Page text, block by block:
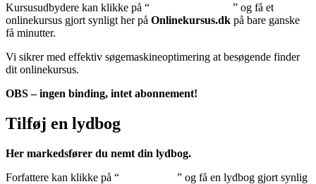
Kursusudbydere kan klikke på “
” og få et
onlinekursus gjort synligt her på Onlinekursus.dk på bare ganske
få minutter.
Vi sikrer med effektiv søgemaskineoptimering at besøgende finder
dit onlinekursus.
OBS – ingen binding, intet abonnement!
Tilføj en lydbog
Her markedsfører du nemt din lydbog.
Forfattere kan klikke på “
” og få en lydbog gjort synlig